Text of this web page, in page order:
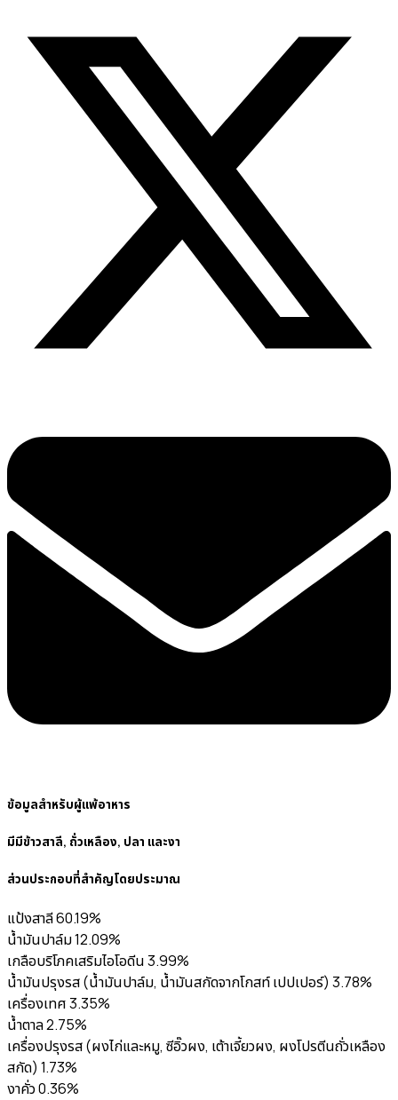
ข้อมูลสำหรับผู้แพ้อาหาร
มีมีข้าวสาลี, ถั่วเหลือง, ปลา และงา
ส่วนประกอบที่สำคัญโดยประมาณ
แป้งสาลี 60.19%
น้ำมันปาล์ม 12.09%
เกลือบริโภคเสริมไอโอดีน 3.99%
น้ำมันปรุงรส (น้ำมันปาล์ม, น้ำมันสกัดจากโกสท์ เปปเปอร์) 3.78%
เครื่องเทศ 3.35%
น้ำตาล 2.75%
เครื่องปรุงรส (ผงไก่และหมู, ซีอิ๊วผง, เต้าเจี้ยวผง, ผงโปรตีนถั่วเหลือง
สกัด) 1.73%
งาคั่ว 0.36%